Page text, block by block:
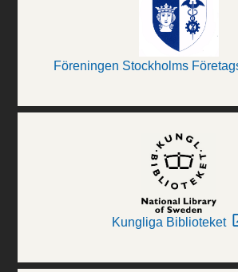
Föreningen Stockholms
Kungliga Biblioteket